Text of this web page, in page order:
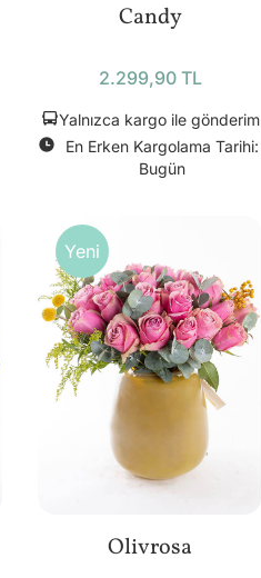
Candy
2.299,90 TL
Yalnızca kargo ile gönderim
En Erken Kargolama Tarihi:
Bugün
Yeni
Olivrosa